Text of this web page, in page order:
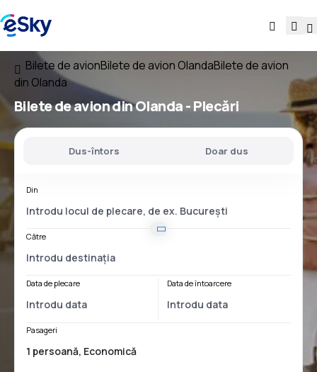
Bilete de avionBilete de avion OlandaBilete de avion
din Olanda
Bilete de aviondin Olanda- Plecări
Dus-întors Doar dus
Din
Către
Data de plecare Data de întoarcere
Pasageri